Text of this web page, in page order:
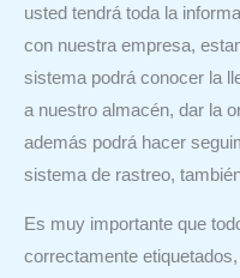
usted tendrá toda la
con nuestra empresa,
sistema podrá conocer la
a nuestro almacén, dar la
además podrá hacer
sistema de rastreo,
Es muy importante que
correctamente